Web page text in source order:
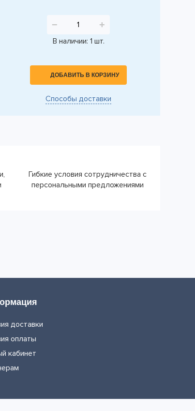
− +
В наличии: 1 шт.
ДОБАВИТЬ В КОРЗИНУ
Способы доставки
Гибкие условия сотрудничества с
персональными предложениями
доставки
оплаты
кабинет